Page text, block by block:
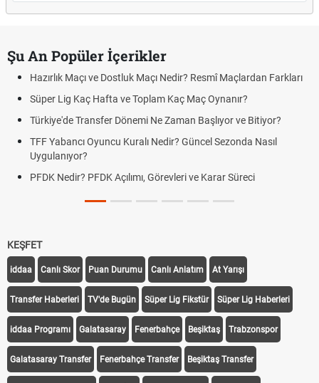
Şu An Popüler İçerikler
Hazırlık Maçı ve Dostluk Maçı Nedir? Resmî Maçlardan Farkları
Süper Lig Kaç Hafta ve Toplam Kaç Maç Oynanır?
Türkiye'de Transfer Dönemi Ne Zaman Başlıyor ve Bitiyor?
TFF Yabancı Oyuncu Kuralı Nedir? Güncel Sezonda Nasıl
Uygulanıyor?
PFDK Nedir? PFDK Açılımı, Görevleri ve Karar Süreci
KEŞFET
iddaa Canlı Skor Puan Durumu Canlı Anlatım At Yarışı
Transfer Haberleri TV'de Bugün Süper Lig Fikstür Süper Lig Haberleri
iddaa Programı Galatasaray Fenerbahçe Beşiktaş Trabzonspor
Galatasaray Transfer Fenerbahçe Transfer Beşiktaş Transfer